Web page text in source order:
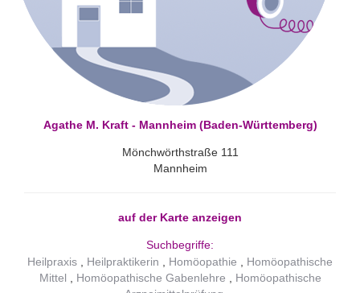
Agathe M. Kraft - Mannheim (Baden-Württemberg)
Mönchwörthstraße 111
Mannheim
auf der Karte anzeigen
Suchbegriffe:
Heilpraxis
Heilpraktikerin Homöopathie
Homöopathische
Mittel
Homöopathische Gabenlehre
Homöopathische